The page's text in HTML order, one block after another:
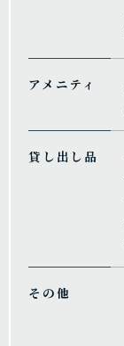
アメニティ
貸し出し品
その他